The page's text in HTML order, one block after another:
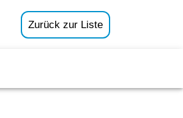
Zurück zur Liste